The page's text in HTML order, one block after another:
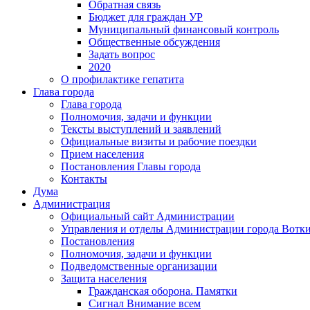
Обратная связь
Бюджет для граждан УР
Муниципальный финансовый контроль
Общественные обсуждения
Задать вопрос
2020
О профилактике гепатита
Глава города
Глава города
Полномочия, задачи и функции
Тексты выступлений и заявлений
Официальные визиты и рабочие поездки
Прием населения
Постановления Главы города
Контакты
Дума
Администрация
Официальный сайт Администрации
Управления и отделы Администрации города
Постановления
Полномочия, задачи и функции
Подведомственные организации
Защита населения
Гражданская оборона. Памятки
Сигнал Внимание всем